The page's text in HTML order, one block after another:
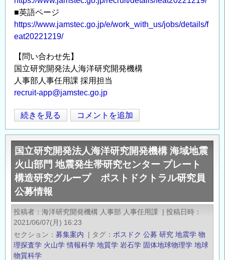
■英語ページ
https://www.jamstec.go.jp/e/work_with_us/jobs/details/f
eat20221219/
【問い合わせ先】
国立研究開発法人海洋研究開発機構
人事部人事任用課 採用担当
recruit-app@jamstec.go.jp
国
立
研
究
開
発
法
人
海
研
究
続きを見る コメントを追加
国立研究開発法人海洋研究開発機構 海域地震
火山部門 地震発生帯研究センター プレート
構造研究グループ ポストドクトラル研究員
公募情報
投稿者 海洋研究開発機構 人事部 人事任用課 | 投稿日時
2021/06/07(月) 16:23
セクション
募集案内 | タグ ポスドク 公募 研究 地震学 物
理探査学 火山学 情報科学 地質学 岩石学 固体地球物理学 地球
物質科学